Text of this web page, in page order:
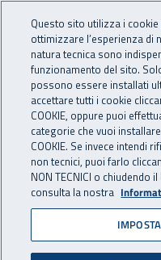
INAIL -
Navigazione - Ti trovi in:
Home Assicurazione
Impresa con dipendenti -
attività
Libro unico
Libro unico
Questo sito utilizza i
ottimizzare l’esperienza di
natura tecnica sono
funzionamento del sito.
possono essere installati
accettare tutti i cookie
COOKIE, oppure puoi
categorie che vuoi
COOKIE. Se invece intendi
non tecnici, puoi farlo
NON TECNICI o chiudendo
consulta la nostra